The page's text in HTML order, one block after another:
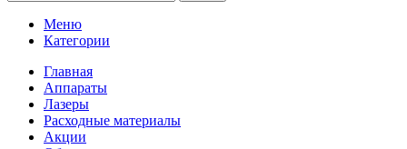
Меню
Категории
Главная
Аппараты
Лазеры
Расходные материалы
Акции